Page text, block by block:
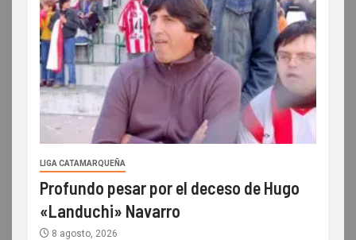
LIGA CATAMARQUEÑA
Profundo pesar por el deceso de Hugo
«Landuchi» Navarro
8 agosto, 2026